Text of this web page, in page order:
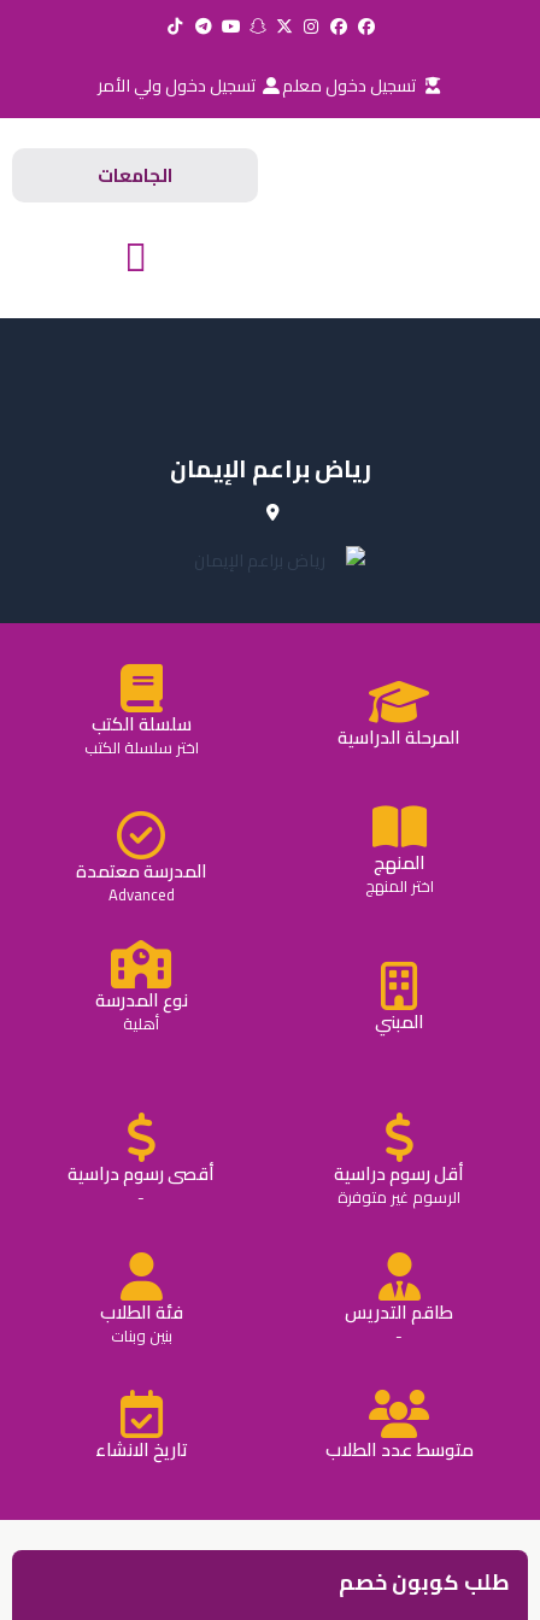
تسجيل دخول معلم تسجيل دخول ولي الأمر
الجامعات
رياض براعم الإيمان
المرحلة الدراسية سلسلة الكتب
اختر سلسلة الكتب
المنهج
اختر المنهج المدرسة معتمدة
Advanced
المبني
نوع المدرسة
أهلية
أقل رسوم دراسية
الرسوم غير متوفرة
أقصى رسوم دراسية
-
طاقم التدريس
-
فئة الطلاب
بنين وبنات
متوسط عدد الطلاب تاريخ الانشاء
طلب كوبون خصم